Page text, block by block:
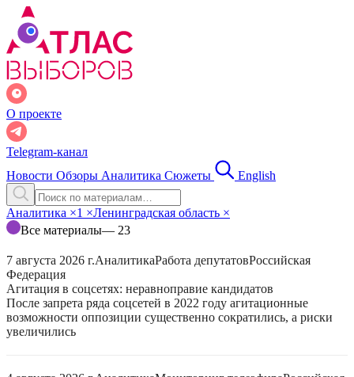
О проекте
Telegram-канал
Новости Обзоры Аналитика Сюжеты English
Аналитика ×1 ×Ленинградская область ×
Все материалы— 23
7 августа 2026 г.АналитикаРабота депутатовРоссийская
Федерация
Агитация в соцсетях: неравноправие кандидатов
После запрета ряда соцсетей в 2022 году агитационные
возможности оппозиции существенно сократились, а риски
увеличились